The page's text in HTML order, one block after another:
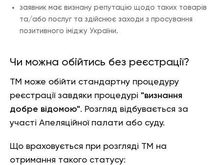
заявник має визнану репутацію щодо таких товарів
та/або послуг та здійснює заходи з просування
позитивного іміджу України.
Чи можна обійтись без реєстрації?
ТМ може обійти стандартну процедуру
реєстрації завдяки процедурі "визнання
добре відомою". Розгляд відбувається за
участі Апеляційної палати або суду.
Що враховується при розгляді ТМ на
отримання такого статусу: